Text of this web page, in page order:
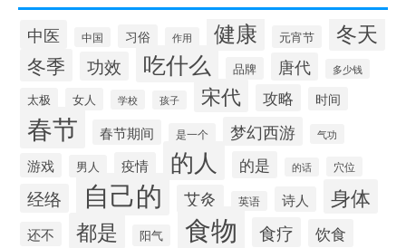
中医 中国 习俗 作用 健康 元宵节 冬天
冬季 功效 吃什么 品牌 唐代 多少钱
太极 女人 学校 孩子 宋代 攻略 时间
春节 春节期间 是一个 梦幻西游 气功
游戏 男人 疫情 的人 的是 的话 穴位
经络 自己的 艾灸 英语 诗人 身体
还不 都是 阳气 食物 食疗 饮食